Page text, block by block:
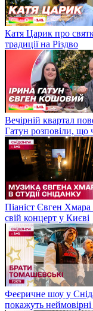
Катя Царик про
традиції на Різдво
Вечірній квартал
Гатун розповіли, що
Піаніст Євген
свій концерт у Києві
Феєричне шоу у
покажуть